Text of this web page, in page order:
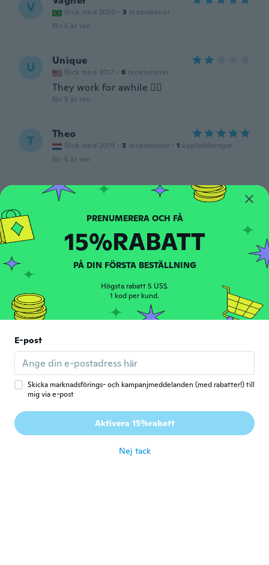
V Gick med 2020 · 3 recensioner
för 5 år sen
U Unique
Gick med 2017 · 6 recensioner
They work for awhile 👍🏼
för 5 år sen
T Theo
Gick med 2019 · 3 recensioner · 1 uppladdningar
för 5 år sen
Erling Andreas
uppladdningar
för 5 år sen
S Stuart
Den virker ikke
M Gick med 2018 · 64 recensioner
Super cute product, delivered on time.
Joop
Gick med 2018 · 1 recensioner
PRENUMERERA OCH FÅ
15%RABATT
PÅ DIN FÖRSTA BESTÄLLNING
Högsta rabatt 5 US$.
1 kod per kund.
E-post
Skicka marknadsförings- och kampanjmeddelanden (med rabatter!) till
mig via e-post
Aktivera 15%rabatt
Nej tack